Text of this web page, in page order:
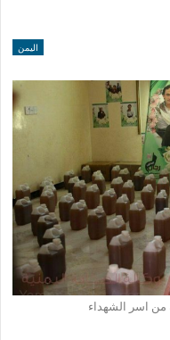
اليمن
من اسر الشهداء